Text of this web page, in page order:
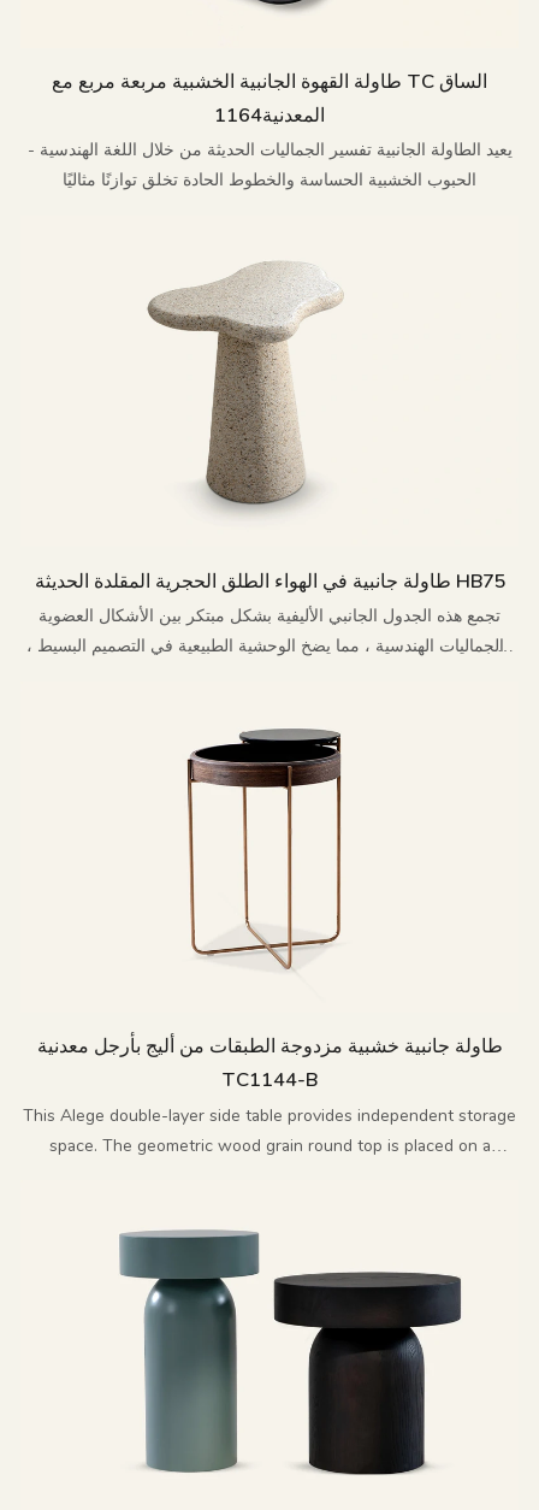
طاولة القهوة الجانبية الخشبية مربعة مربع مع TC الساق
المعدنية1164
يعيد الطاولة الجانبية تفسير الجماليات الحديثة من خلال اللغة الهندسية -
الحبوب الخشبية الحساسة والخطوط الحادة تخلق توازنًا مثاليًا
طاولة جانبية في الهواء الطلق الحجرية المقلدة الحديثة HB75
تجمع هذه الجدول الجانبي الأليفية بشكل مبتكر بين الأشكال العضوية
والجماليات الهندسية ، مما يضخ الوحشية الطبيعية في التصميم البسيط ،
طاولة جانبية خشبية مزدوجة الطبقات من أليج بأرجل معدنية
TC1144-B
This Alege double-layer side table provides independent storage
space. The geometric wood grain round top is placed on a